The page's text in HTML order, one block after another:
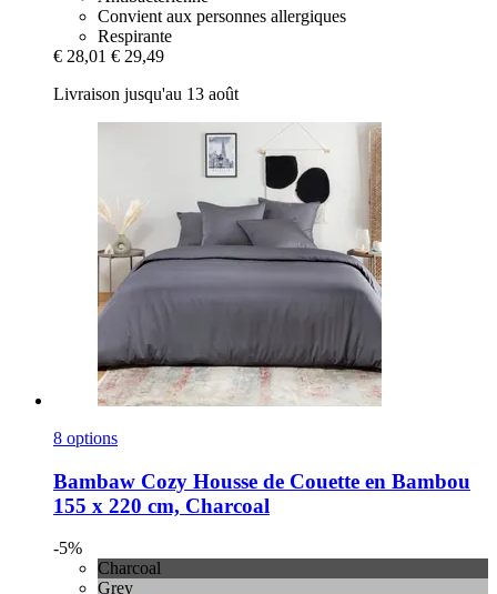
Convient aux personnes allergiques
Respirante
€ 28,01 € 29,49
Livraison jusqu'au 13 août
8 options
Bambaw Cozy Housse de Couette en Bambou
155 x 220 cm, Charcoal
-5%
Charcoal
Grey